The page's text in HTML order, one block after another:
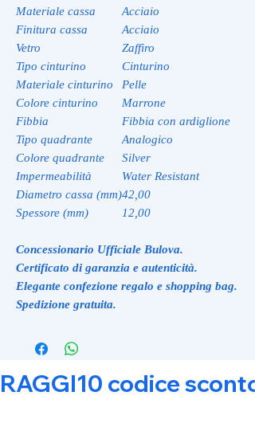
Materiale cassa
Acciaio
Finitura cassa
Acciaio
Vetro
Zaffiro
Tipo cinturino
Cinturino
Materiale cinturino
Pelle
Colore cinturino
Marrone
Fibbia
Fibbia con ardiglione
Tipo quadrante
Analogico
Colore quadrante
Silver
Impermeabilità
Water Resistant
Diametro cassa (mm)42,00
Spessore (mm)
12,00
Concessionario Ufficiale Bulova.
Certificato di garanzia e autenticità.
Elegante confezione regalo e shopping bag.
Spedizione gratuita.
RAGGI10 codice